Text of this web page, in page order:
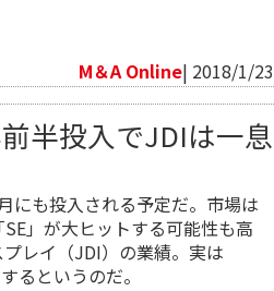
M＆A Online| 2018/1/23
半投入でJDIは一息
にも投入される予定だ。市場は
」が大ヒットする可能性も高
レイ（JDI）の業績。実は
るというのだ。